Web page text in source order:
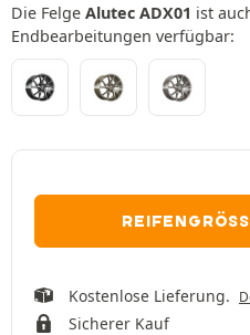
Die Felge Alutec ADX01 ist
Endbearbeitungen verfügbar:
Kostenlose Lieferung.
Sicherer Kauf